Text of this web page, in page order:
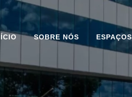
SOBRE NÓS ESPAÇOS
INÍCIO
SOBRE NÓS
ESPAÇOS
SERVIÇOS